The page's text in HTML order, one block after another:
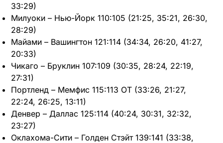
33:29)
Милуоки – Нью-Йорк 110:105 (21:25, 35:21, 26:30,
28:29)
Майами – Вашингтон 121:114 (34:34, 26:20, 41:27,
20:33)
Чикаго – Бруклин 107:109 (30:35, 28:24, 22:19,
27:31)
Портленд – Мемфис 115:113 OT (33:26, 21:27,
22:24, 26:25, 13:11)
Денвер – Даллас 125:114 (40:24, 30:31, 32:32,
23:27)
Оклахома-Сити – Голден Стэйт 139:141 (33:38,